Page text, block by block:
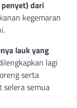
dari
kegemaran
lauk yang
lagi
serta
selera semua